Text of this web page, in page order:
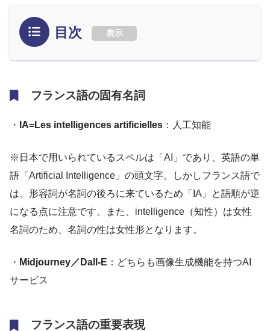
目次 表示
フランス語の固有名詞
・ IA=Les intelligences artificielles ：人工知能
※日本で用いられているスペルは「AI」であり、英語の単
語「Artificial Intelligence」の頭文字。しかしフランス語で
は、形容詞が名詞の後ろに来ているため「IA」と語順が逆
になる点に注意です。また、intelligence（知性）は女性
名詞のため、名詞の性は女性形となります。
・ Midjourney／Dall-E ：どちらも画像生成機能を持つAI
サービス
フランス語の重要表現